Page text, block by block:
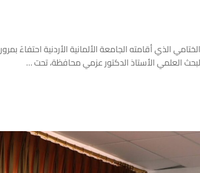
الذي أقامته الجامعة الألمانية الأردنية احتفاءً بمرور
العلمي الأستاذ الدكتور عزمي محافظة، تحت …